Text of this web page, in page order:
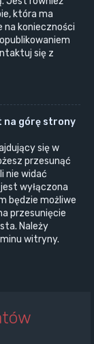
która ma
na konieczności
się z
na górę strony
się w
przesunąć
nie widać
wyłączona
będzie możliwe
przesunięcie
Należy
witryny.